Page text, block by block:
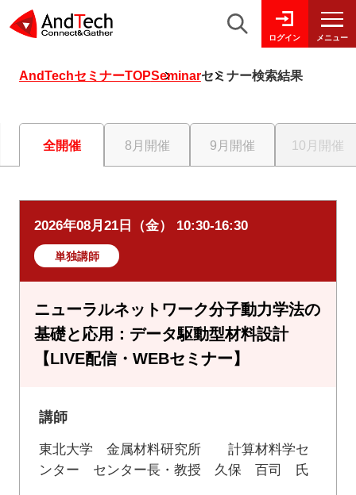
ログイン メニュー
AndTechセミナーTOPSeminarセミナー検索結果
全開催 8月開催 9月開催 10月開催
2026年08月21日（金） 10:30-16:30
単独講師
ニューラルネットワーク分子動力学法の
基礎と応用：データ駆動型材料設計
【LIVE配信・WEBセミナー】
講師
東北大学 金属材料研究所 計算材料学セ
ンター センター長・教授 久保 百司 氏